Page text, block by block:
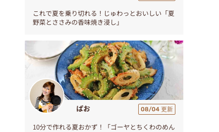
これで夏を乗り切れる！じゅわっとおいしい「夏
野菜とささみの香味焼き浸し」
ぱお 08/04 更新
10分で作れる夏おかず！「ゴーヤとちくわのめん